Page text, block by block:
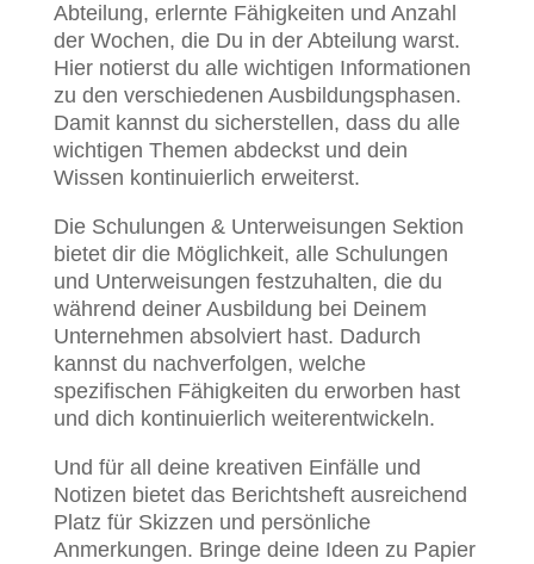
Abteilung, erlernte Fähigkeiten und Anzahl
der Wochen, die Du in der Abteilung warst.
Hier notierst du alle wichtigen Informationen
zu den verschiedenen Ausbildungsphasen.
Damit kannst du sicherstellen, dass du alle
wichtigen Themen abdeckst und dein
Wissen kontinuierlich erweiterst.
Die Schulungen & Unterweisungen Sektion
bietet dir die Möglichkeit, alle Schulungen
und Unterweisungen festzuhalten, die du
während deiner Ausbildung bei Deinem
Unternehmen absolviert hast. Dadurch
kannst du nachverfolgen, welche
spezifischen Fähigkeiten du erworben hast
und dich kontinuierlich weiterentwickeln.
Und für all deine kreativen Einfälle und
Notizen bietet das Berichtsheft ausreichend
Platz für Skizzen und persönliche
Anmerkungen. Bringe deine Ideen zu Papier